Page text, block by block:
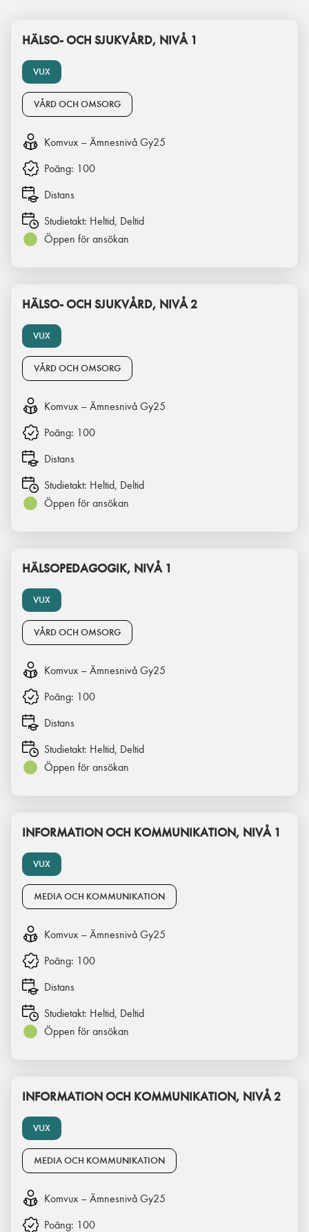
VUX
HÄLSO- OCH SJUKVÅRD, NIVÅ 1
VÅRD OCH OMSORG
Komvux – Ämnesnivå Gy25
Poäng: 100
Distans
Studietakt: Heltid, Deltid
Öppen för ansökan
VUX
HÄLSO- OCH SJUKVÅRD, NIVÅ 2
VÅRD OCH OMSORG
Komvux – Ämnesnivå Gy25
Poäng: 100
Distans
Studietakt: Heltid, Deltid
Öppen för ansökan
VUX
HÄLSOPEDAGOGIK, NIVÅ 1
VÅRD OCH OMSORG
Komvux – Ämnesnivå Gy25
Poäng: 100
Distans
Studietakt: Heltid, Deltid
Öppen för ansökan
VUX
INFORMATION OCH KOMMUNIKATION, NIVÅ 1
MEDIA OCH KOMMUNIKATION
Komvux – Ämnesnivå Gy25
Poäng: 100
Distans
Studietakt: Heltid, Deltid
Öppen för ansökan
VUX
INFORMATION OCH KOMMUNIKATION, NIVÅ 2
MEDIA OCH KOMMUNIKATION
Komvux – Ämnesnivå Gy25
Poäng: 100